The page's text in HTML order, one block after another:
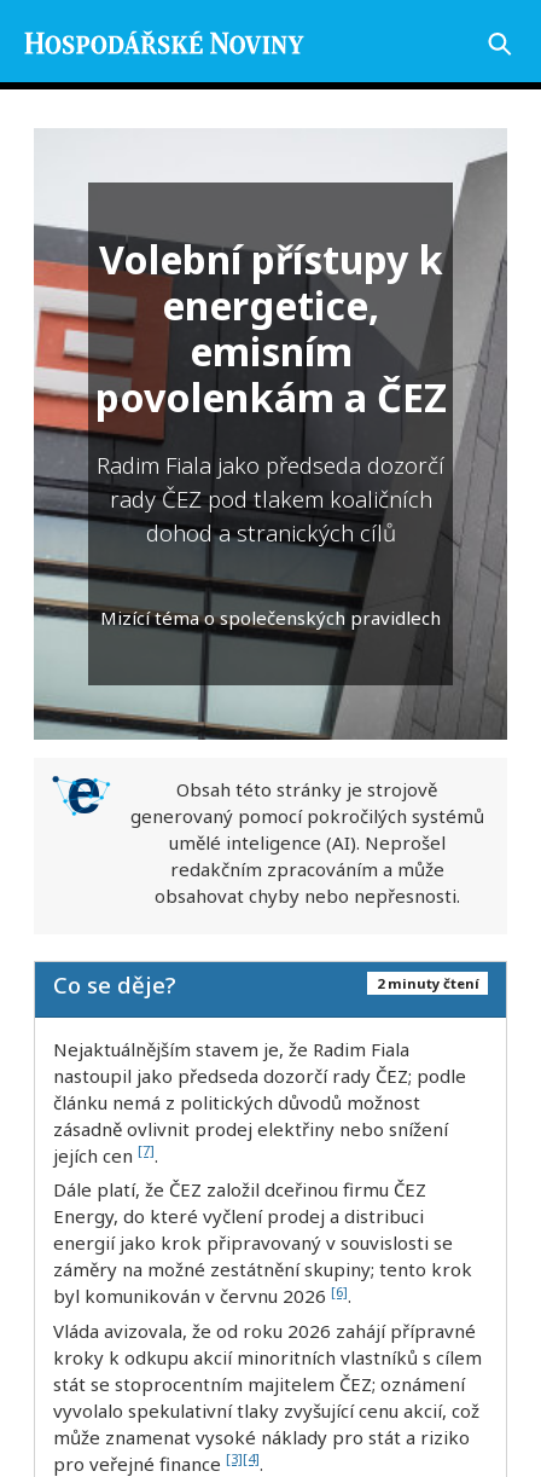
Volební přístupy k
energetice,
emisním
povolenkám a ČEZ
Radim Fiala jako předseda dozorčí
rady ČEZ pod tlakem koaličních
dohod a stranických cílů
Mizící téma o společenských pravidlech
Obsah této stránky je strojově
generovaný pomocí pokročilých systémů
umělé inteligence (AI). Neprošel
redakčním zpracováním a může
obsahovat chyby nebo nepřesnosti.
2 minuty čtení
Co se děje?
Nejaktuálnějším stavem je, že Radim Fiala
nastoupil jako předseda dozorčí rady ČEZ; podle
článku nemá z politických důvodů možnost
zásadně ovlivnit prodej elektřiny nebo snížení
jejích cen [7].
Dále platí, že ČEZ založil dceřinou firmu ČEZ
Energy, do které vyčlení prodej a distribuci
energií jako krok připravovaný v souvislosti se
záměry na možné zestátnění skupiny; tento krok
byl komunikován v červnu 2026 [6].
Vláda avizovala, že od roku 2026 zahájí přípravné
kroky k odkupu akcií minoritních vlastníků s cílem
stát se stoprocentním majitelem ČEZ; oznámení
vyvolalo spekulativní tlaky zvyšující cenu akcií, což
může znamenat vysoké náklady pro stát a riziko
pro veřejné finance [3][4].